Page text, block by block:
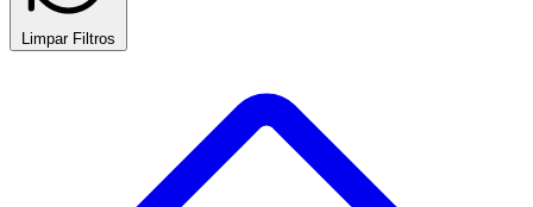
Limpar Filtros